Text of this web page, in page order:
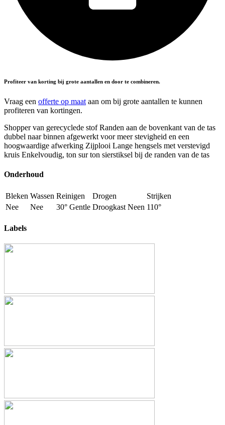
Profiteer van korting bij grote aantallen en door te combineren.
Vraag een offerte op maat aan om bij grote aantallen te kunnen
profiteren van kortingen.
Shopper van gerecyclede stof Randen aan de bovenkant van de tas
dubbel naar binnen afgewerkt voor meer stevigheid en een
hoogwaardige afwerking Zijplooi Lange hengsels met verstevigd
kruis Enkelvoudig, ton sur ton sierstiksel bij de randen van de tas
Onderhoud
Bleken Wassen Reinigen Drogen
Strijken
Nee
Nee 30° Gentle Droogkast Neen 110°
Labels